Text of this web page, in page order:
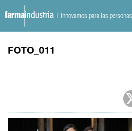
| Innovamos para las personas
FOTO_011